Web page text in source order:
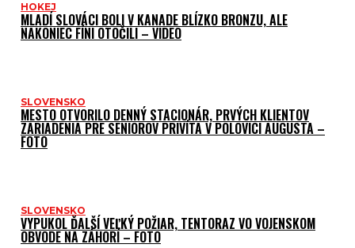
HOKEJ
MLADÍ SLOVÁCI BOLI V KANADE BLÍZKO BRONZU, ALE
NAKONIEC FÍNI OTOČILI – VIDEO
SLOVENSKO
MESTO OTVORILO DENNÝ STACIONÁR, PRVÝCH KLIENTOV
ZARIADENIA PRE SENIOROV PRIVÍTA V POLOVICI AUGUSTA –
FOTO
SLOVENSKO
VYPUKOL ĎALŠÍ VEĽKÝ POŽIAR, TENTORAZ VO VOJENSKOM
OBVODE NA ZÁHORÍ – FOTO